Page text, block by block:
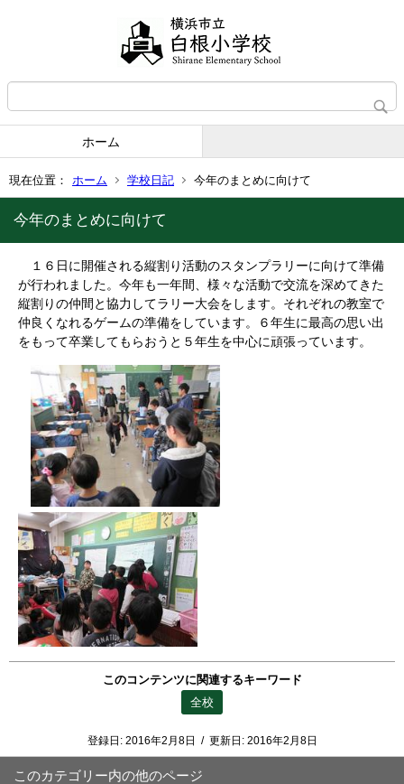
ホーム
現在位置： ホーム 学校日記 今年のまとめに向けて
今年のまとめに向けて
１６日に開催される縦割り活動のスタンプラリーに向けて準備
が行われました。今年も一年間、様々な活動で交流を深めてきた
縦割りの仲間と協力してラリー大会をします。それぞれの教室で
仲良くなれるゲームの準備をしています。６年生に最高の思い出
をもって卒業してもらおうと５年生を中心に頑張っています。
このコンテンツに関連するキーワード
全校
登録日: 2016年2月8日 / 更新日: 2016年2月8日
このカテゴリー内の他のページ